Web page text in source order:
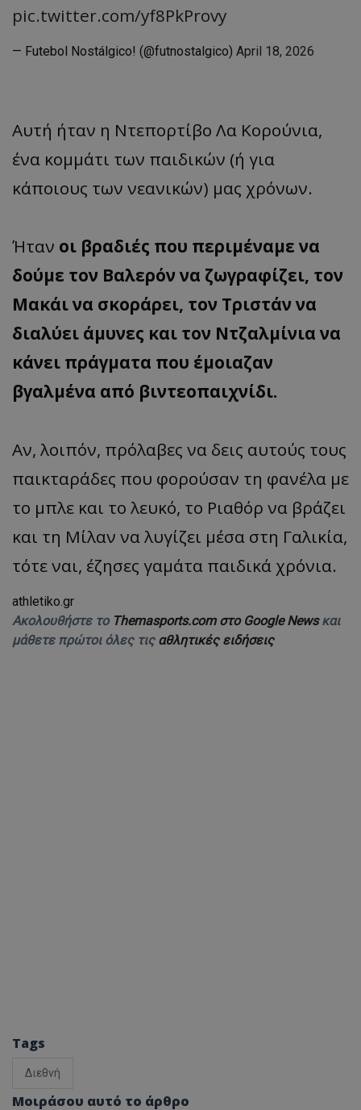
pic.twitter.com/yf8PkProvy
— Futebol Nostálgico! (@futnostalgico) April 18, 2026
Αυτή ήταν η Ντεπορτίβο Λα Κορούνια,
ένα κομμάτι των παιδικών (ή για
κάποιους των νεανικών) μας χρόνων.
Ήταν οι βραδιές που περιμέναμε να
δούμε τον Βαλερόν να ζωγραφίζει, τον
Μακάι να σκοράρει, τον Τριστάν να
διαλύει άμυνες και τον Ντζαλμίνια να
κάνει πράγματα που έμοιαζαν
βγαλμένα από βιντεοπαιχνίδι.
Αν, λοιπόν, πρόλαβες να δεις αυτούς τους
παικταράδες που φορούσαν τη φανέλα με
το μπλε και το λευκό, το Ριαθόρ να βράζει
και τη Μίλαν να λυγίζει μέσα στη Γαλικία,
τότε ναι, έζησες γαμάτα παιδικά χρόνια.
athletiko.gr
Ακολουθήστε το Themasports.com στο Google Newsκαι
μάθετε πρώτοι όλες τις αθλητικές ειδήσεις
Tags
Διεθνή
Μοιράσου αυτό το άρθρο